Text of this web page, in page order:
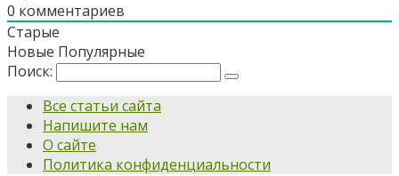
0 комментариев
Старые
Новые Популярные
Поиск:
Все статьи сайта
Напишите нам
О сайте
Политика конфиденциальности